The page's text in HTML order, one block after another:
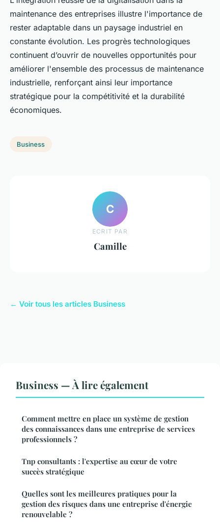
maintenance des entreprises illustre l'importance de
rester adaptable dans un paysage industriel en
constante évolution. Les progrès technologiques
continuent d’ouvrir de nouvelles opportunités pour
améliorer l'ensemble des processus de maintenance
industrielle, renforçant ainsi leur importance
stratégique pour la compétitivité et la durabilité
économiques.
Business
C
ECRIT PAR
Camille
← Voir tous les articles Business
Business — À lire également
Comment mettre en place un système de gestion
des connaissances dans une entreprise de services
professionnels ?
Tnp consultants : l'expertise au cœur de votre
succès stratégique
Quelles sont les meilleures pratiques pour la
gestion des risques dans une entreprise d'énergie
renouvelable ?